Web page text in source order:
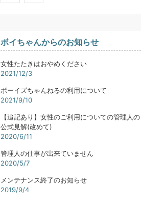
ボイちゃんからのお知らせ
女性たたきはおやめください
2021/12/3
ボーイズちゃんねるの利用について
2021/9/10
【追記あり】女性のご利用についての管理人の
公式見解(改めて)
2020/6/11
管理人の仕事が出来ていません
2020/5/7
メンテナンス終了のお知らせ
2019/9/4